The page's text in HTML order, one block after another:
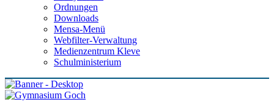
Ordnungen
Downloads
Mensa-Menü
Webfilter-Verwaltung
Medienzentrum Kleve
Schulministerium